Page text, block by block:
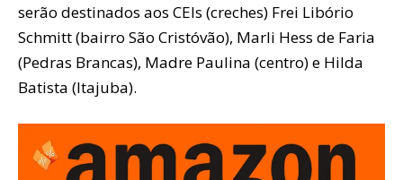
serão destinados aos CEIs (creches) Frei Libório
Schmitt (bairro São Cristóvão), Marli Hess de Faria
(Pedras Brancas), Madre Paulina (centro) e Hilda
Batista (Itajuba).